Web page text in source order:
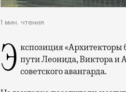
1 мин. чтения
Экспозиция «Архитекторы братья Веснины. Начало» будет посвящена творческому пути Леонида, Виктора и
советского авангарда.